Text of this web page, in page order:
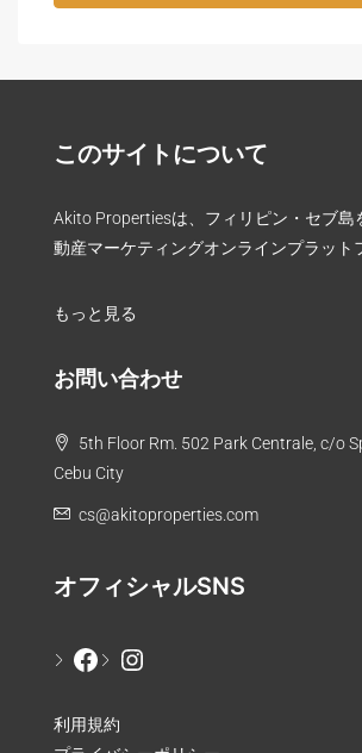
このサイトについて
Akito Propertiesは、フィリピン・セブ島
動産マーケティングオンラインプラット
もっと見る
お問い合わせ
5th Floor Rm. 502 Park Centrale, c/o
Cebu City
cs@akitoproperties.com
オフィシャルSNS
利用規約